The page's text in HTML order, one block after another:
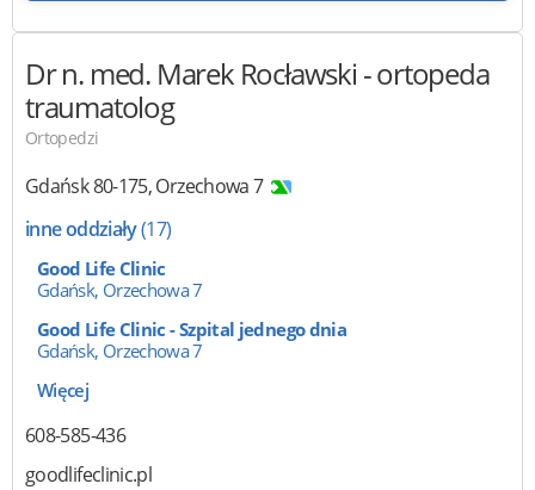
Dr n. med. Marek Rocławski- ortopeda
traumatolog
Ortopedzi
Gdańsk80-175,Orzechowa 7
inne oddziały(17)
Good Life Clinic
Gdańsk, Orzechowa 7
Good Life Clinic - Szpital jednego dnia
Gdańsk, Orzechowa 7
Więcej
608-585-436
goodlifeclinic.pl